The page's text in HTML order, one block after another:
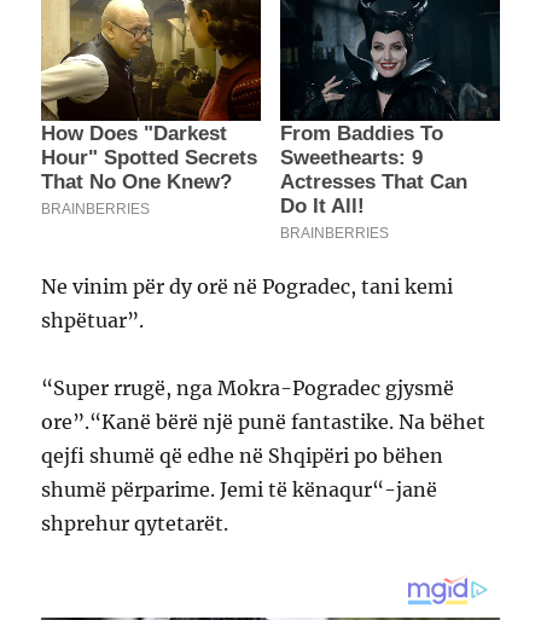
Ne vinim për dy orë në Pogradec, tani kemi
shpëtuar”.
“Super rrugë, nga Mokra-Pogradec gjysmë
ore”.“Kanë bërë një punë fantastike. Na bëhet
qejfi shumë që edhe në Shqipëri po bëhen
shumë përparime. Jemi të kënaqur“-janë
shprehur qytetarët.